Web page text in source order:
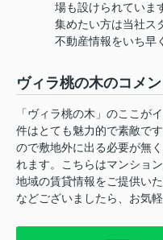
場も設けられていま
集めたい方は当社ス
不動産情報をいち早
ヴィラ桃の木のコメ
「ヴィラ桃の木」のここが
件はとても魅力的で素敵で
ので敷地外に出る必要が無
れます。こちらはマンショ
地域の賃貸情報をご提供い
などございましたら、お気